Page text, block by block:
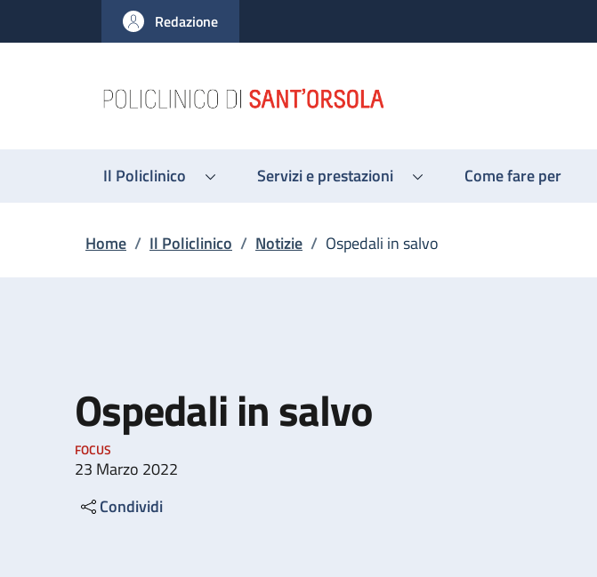
al contenuto principale
to footer content
Redazione
Il Policlinico Servizi e prestazioni Come fare per
Briciole di pane
Home / Il Policlinico / Notizie / Ospedali in salvo
Ospedali in salvo
FOCUS
23 Marzo 2022
Condividi